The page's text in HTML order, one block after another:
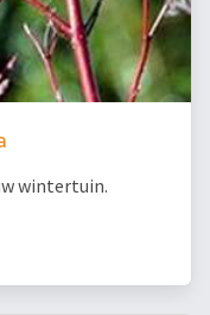
wintertuin.